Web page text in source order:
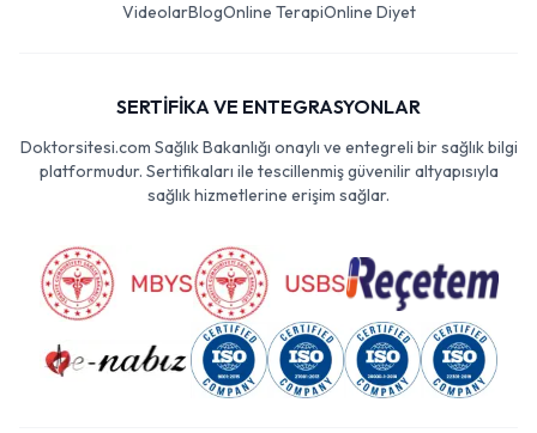
VideolarBlogOnline TerapiOnline Diyet
SERTİFİKA VE ENTEGRASYONLAR
Doktorsitesi.com Sağlık Bakanlığı onaylı ve entegreli bir sağlık bilgi
platformudur. Sertifikaları ile tescillenmiş güvenilir altyapısıyla
sağlık hizmetlerine erişim sağlar.